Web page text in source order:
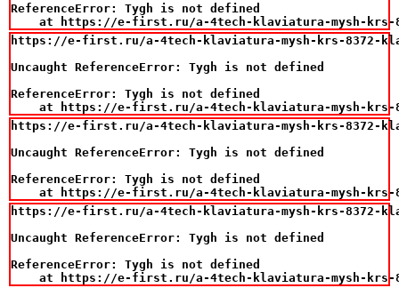
ReferenceError: Tygh is not defined
at https://e-first.ru/a-4tech-klaviatura-mysh-
https://e-first.ru/a-4tech-klaviatura-mysh-krs-8372-klav-
Uncaught ReferenceError: Tygh is not defined
ReferenceError: Tygh is not defined
at https://e-first.ru/a-4tech-klaviatura-mysh-
https://e-first.ru/a-4tech-klaviatura-mysh-krs-8372-klav-
Uncaught ReferenceError: Tygh is not defined
ReferenceError: Tygh is not defined
at https://e-first.ru/a-4tech-klaviatura-mysh-
https://e-first.ru/a-4tech-klaviatura-mysh-krs-8372-klav-
Uncaught ReferenceError: Tygh is not defined
ReferenceError: Tygh is not defined
at https://e-first.ru/a-4tech-klaviatura-mysh-